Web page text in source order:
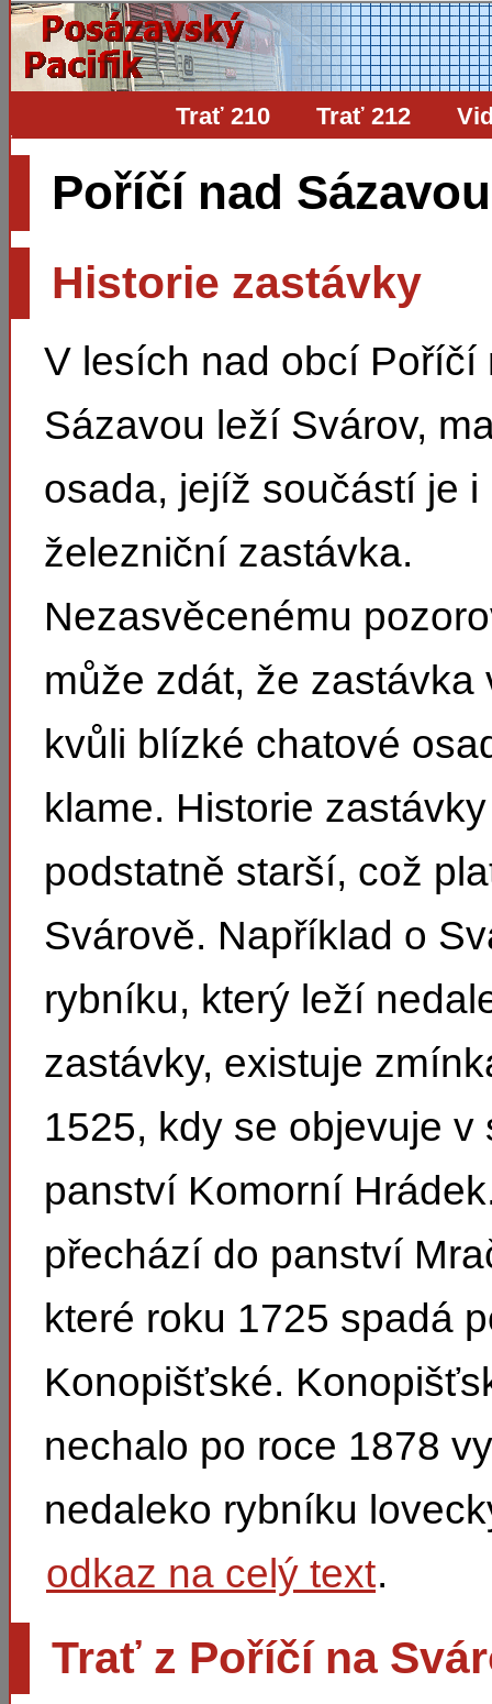
Trať 210 Trať 212
Poříčí nad
Historie zastávky
V lesích nad obcí Poříčí
Sázavou leží Svárov,
osada, jejíž součástí je i
železniční zastávka.
Nezasvěcenému
může zdát, že zastávka
kvůli blízké chatové
klame. Historie
podstatně starší, což
Svárově. Například o
rybníku, který leží
zastávky, existuje
1525, kdy se objevuje v
panství Komorní
přechází do panství
které roku 1725 spadá
Konopišťské.
nechalo po roce 1878
nedaleko rybníku
odkaz na celý text.
Trať z Poříčí na